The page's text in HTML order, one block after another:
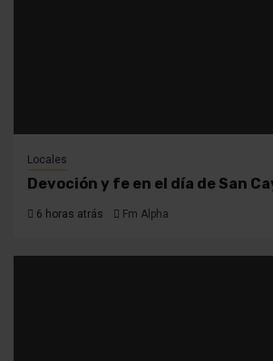
Locales
Devoción y fe en el día de San
6 horas atrás Fm Alpha